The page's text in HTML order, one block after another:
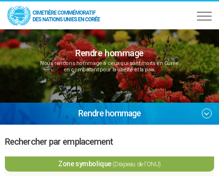
Rendre hommage
Nous rendons hommage à ceux qui sont morts en Corée
en combattant pour la liberté et la paix.
Rendre hommage
Rechercher par emplacement
Zone symbolique (Drapeau de l’ONU)